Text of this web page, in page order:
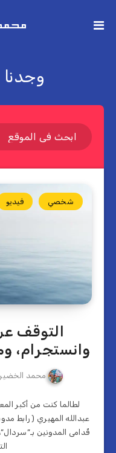
وجدنا
شخصي فيديو
التوقف
وانستجرام،
محمد الخضير
لطالما كنت من أكبر
عبدالله المهيري ( رابط
قُدامى المدونين